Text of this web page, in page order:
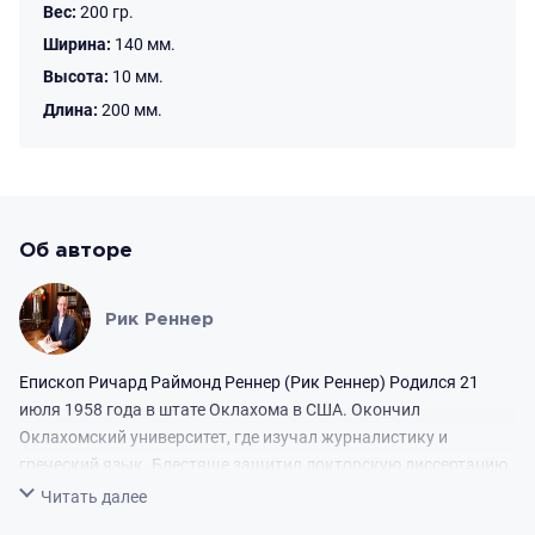
инструкция, которая поможет Вам поступать по любви в
любой ситуации.
Вес: 200 гр.
Ширина: 140 мм.
Высота: 10 мм.
Длина: 200 мм.
Об авторе
Рик Реннер
Епископ Ричард Раймонд Реннер (Рик Реннер) Родился 21
июля 1958 года в штате Оклахома в США. Окончил
Оклахомский университет, где изучал журналистику и
греческий язык. Блестяще защитил докторскую диссертацию
и получил степень доктора богословия. В январе 1991 года
Свернуть
Читать далее